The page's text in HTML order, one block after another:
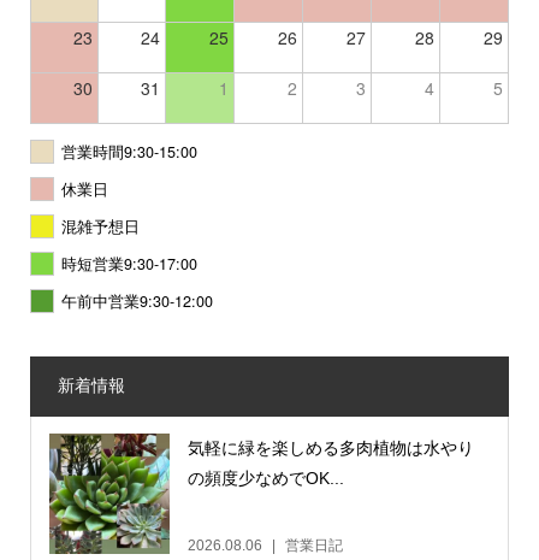
23 24 25 26 27 28 29
30 31 1 2 3 4 5
営業時間9:30-15:00
休業日
混雑予想日
時短営業9:30-17:00
午前中営業9:30-12:00
新着情報
気軽に緑を楽しめる多肉植物は水やり
の頻度少なめでOK...
2026.08.06 営業日記